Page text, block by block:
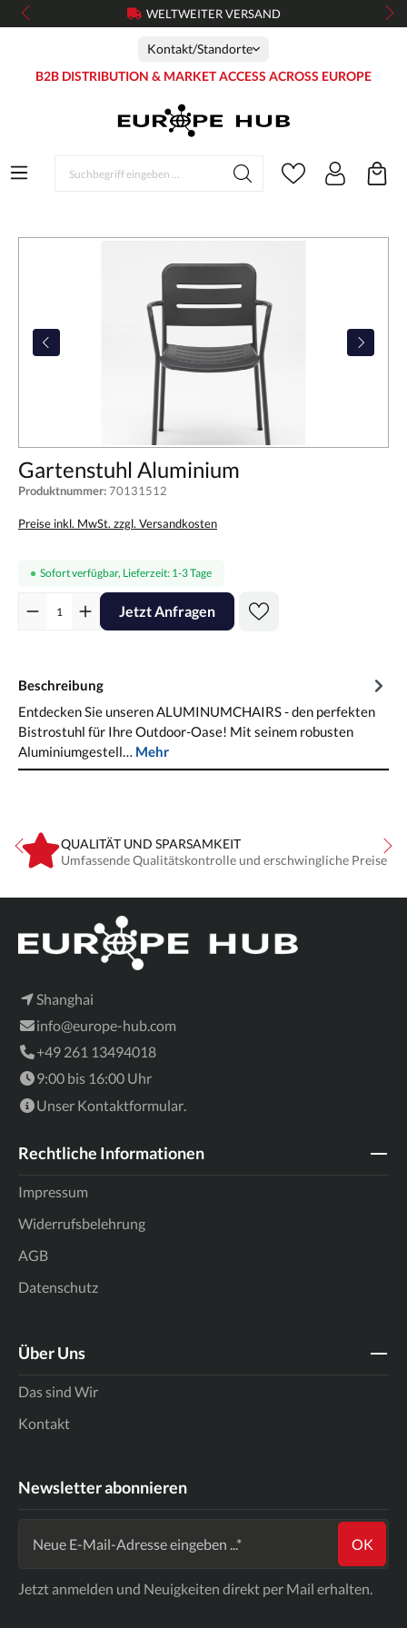
WELTWEITER VERSAND
Kontakt/Standorte
B2B DISTRIBUTION & MARKET ACCESS ACROSS EUROPE
Gartenstuhl Aluminium
Produktnummer:70131512
Preise inkl. MwSt. zzgl. Versandkosten
Sofort verfügbar, Lieferzeit: 1-3 Tage
Jetzt Anfragen
Beschreibung
Entdecken Sie unseren ALUMINUMCHAIRS - den perfekten
Bistrostuhl für Ihre Outdoor-Oase! Mit seinem robusten
Aluminiumgestell… Mehr
QUALITÄT UND SPARSAMKEIT
Umfassende Qualitätskontrolle und erschwingliche Preise
Shanghai
info@europe-hub.com
+49 261 13494018
9:00 bis 16:00 Uhr
Unser Kontaktformular.
Rechtliche Informationen
Impressum
Widerrufsbelehrung
AGB
Datenschutz
Über Uns
Das sind Wir
Kontakt
Newsletter abonnieren
OK
Jetzt anmelden und Neuigkeiten direkt per Mail erhalten.